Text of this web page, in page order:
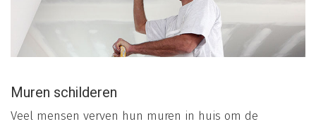
Muren schilderen
Veel mensen verven hun muren in huis om de